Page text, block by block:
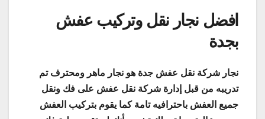
افضل نجار نقل وتركيب عفش
بجدة
نجار شركة نقل عفش جدة هو نجار ماهر ومحترف تم
تدريبه من قبل إدارة شركة نقل عفش على فك ونقل
جميع العفش باحترافيه تامة كما يقوم بتركيب العفش